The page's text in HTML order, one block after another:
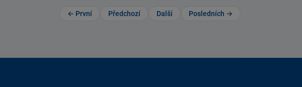
← První Předchozí Další Posledních →